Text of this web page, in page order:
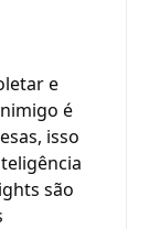
e
é
isso
são